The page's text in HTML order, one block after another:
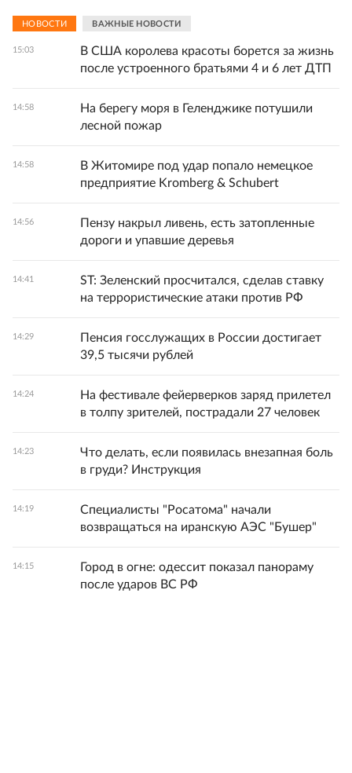
НОВОСТИ ВАЖНЫЕ НОВОСТИ
15:03
В США королева красоты борется за жизнь
после устроенного братьями 4 и 6 лет ДТП
14:58
На берегу моря в Геленджике потушили
лесной пожар
14:58
В Житомире под удар попало немецкое
предприятие Kromberg & Schubert
14:56
Пензу накрыл ливень, есть затопленные
дороги и упавшие деревья
14:41
ST: Зеленский просчитался, сделав ставку
на террористические атаки против РФ
14:29
Пенсия госслужащих в России достигает
39,5 тысячи рублей
14:24
На фестивале фейерверков заряд прилетел
в толпу зрителей, пострадали 27 человек
14:23
Что делать, если появилась внезапная боль
в груди? Инструкция
14:19
Специалисты "Росатома" начали
возвращаться на иранскую АЭС "Бушер"
14:15
Город в огне: одессит показал панораму
после ударов ВС РФ